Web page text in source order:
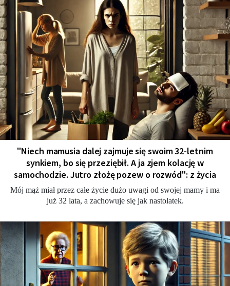
"Niech mamusia dalej zajmuje się swoim 32-letnim
synkiem, bo się przeziębił. A ja zjem kolację w
samochodzie. Jutro złożę pozew o rozwód": z życia
Mój mąż miał przez całe życie dużo uwagi od swojej mamy i ma
już 32 lata, a zachowuje się jak nastolatek.